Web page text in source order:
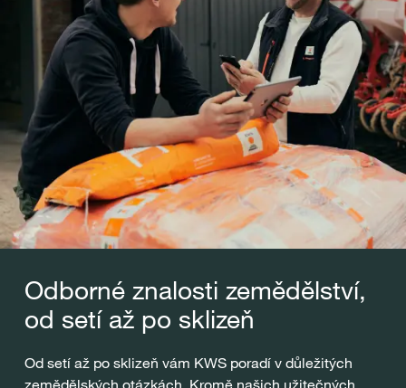
Odborné znalosti zemědělství,
od setí až po sklizeň
Od setí až po sklizeň vám KWS poradí v důležitých
zemědělských otázkách. Kromě našich užitečných